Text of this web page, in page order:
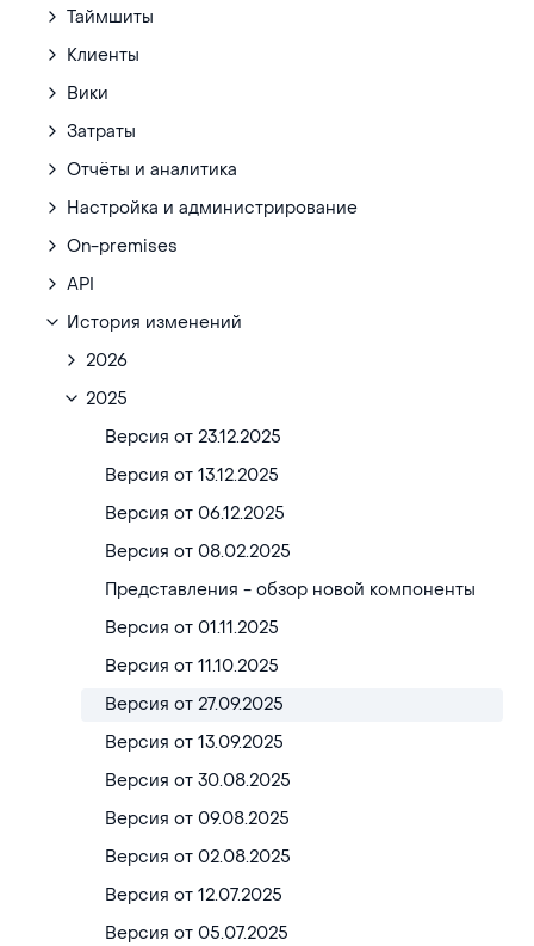
Таймшиты
Клиенты
Вики
Затраты
Отчёты и аналитика
Настройка и администрирование
On-premises
API
История изменений
2026
2025
Версия от 23.12.2025
Версия от 13.12.2025
Версия от 06.12.2025
Версия от 08.02.2025
Представления - обзор новой компоненты
Версия от 01.11.2025
Версия от 11.10.2025
Версия от 27.09.2025
Версия от 13.09.2025
Версия от 30.08.2025
Версия от 09.08.2025
Версия от 02.08.2025
Версия от 12.07.2025
Версия от 05.07.2025